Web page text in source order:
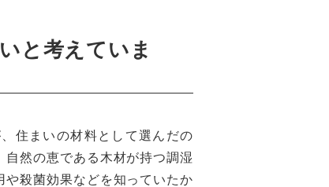
と考えていま
住まいの材料として選んだの
然の恵である木材が持つ調湿
殺菌効果などを知っていたか